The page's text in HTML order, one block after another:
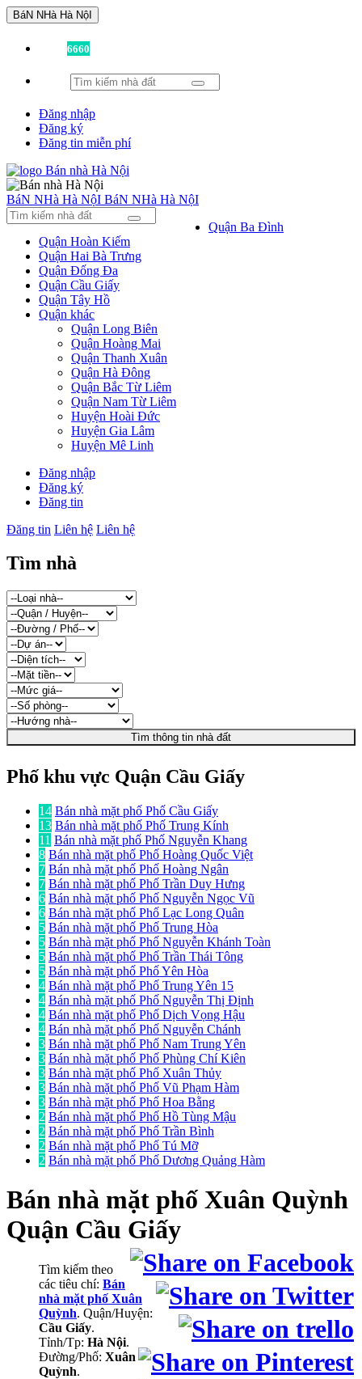
BáN NHà Hà NộI
6660
Đăng nhập
Đăng ký
Đăng tin miễn phí
BáN NHà Hà NộI BáN NHà Hà NộI
Quận Ba Đình
Quận Hoàn Kiếm
Quận Hai Bà Trưng
Quận Đống Đa
Quận Cầu Giấy
Quận Tây Hồ
Quận khác
Quận Long Biên
Quận Hoàng Mai
Quận Thanh Xuân
Quận Hà Đông
Quận Bắc Từ Liêm
Quận Nam Từ Liêm
Huyện Hoài Đức
Huyện Gia Lâm
Huyện Mê Linh
Đăng nhập
Đăng ký
Đăng tin
Đăng tin Liên hệ Liên hệ
Tìm nhà
Tìm thông tin nhà đất
Phố khu vực Quận Cầu Giấy
14 Bán nhà mặt phố Phố Cầu Giấy
13 Bán nhà mặt phố Phố Trung Kính
11 Bán nhà mặt phố Phố Nguyễn Khang
8 Bán nhà mặt phố Phố Hoàng Quốc Việt
7 Bán nhà mặt phố Phố Hoàng Ngân
7 Bán nhà mặt phố Phố Trần Duy Hưng
6 Bán nhà mặt phố Phố Nguyễn Ngọc Vũ
6 Bán nhà mặt phố Phố Lạc Long Quân
5 Bán nhà mặt phố Phố Trung Hòa
5 Bán nhà mặt phố Phố Nguyễn Khánh Toàn
5 Bán nhà mặt phố Phố Trần Thái Tông
5 Bán nhà mặt phố Phố Yên Hòa
4 Bán nhà mặt phố Phố Trung Yên 15
4 Bán nhà mặt phố Phố Nguyễn Thị Định
4 Bán nhà mặt phố Phố Dịch Vọng Hậu
4 Bán nhà mặt phố Phố Nguyễn Chánh
3 Bán nhà mặt phố Phố Nam Trung Yên
3 Bán nhà mặt phố Phố Phùng Chí Kiên
3 Bán nhà mặt phố Phố Xuân Thủy
3 Bán nhà mặt phố Phố Vũ Phạm Hàm
3 Bán nhà mặt phố Phố Hoa Bằng
2 Bán nhà mặt phố Phố Hồ Tùng Mậu
2 Bán nhà mặt phố Phố Trần Bình
2 Bán nhà mặt phố Phố Tú Mỡ
2 Bán nhà mặt phố Phố Dương Quảng Hàm
Bán nhà mặt phốXuân Quỳnh
Quận Cầu Giấy
Tìm kiếm theo
các tiêu chí: Bán
nhà mặt phố Xuân
Quỳnh. Quận/Huyện:
Cầu Giấy.
Tỉnh/Tp: Hà Nội.
Đường/Phố: Xuân
Quỳnh.